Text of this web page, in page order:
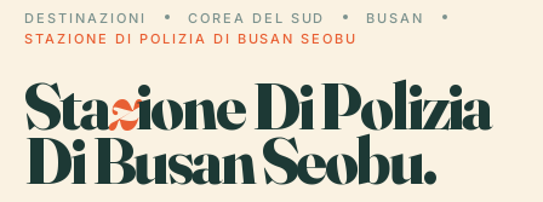
DESTINAZIONI COREA DEL SUD
BUSAN
STAZIONE DI POLIZIA DI BUSAN SEOBU
Stazione Di Polizia
Di Busan Seobu.